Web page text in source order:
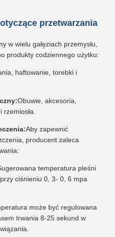
przetwarzania
w wielu gałęziach przemysłu,
produkty codziennego użytku:
haftowanie, torebki i
Obuwie, akcesoria,
Aby zapewnić
producent zaleca
temperatura pleśni
, przy ciśnieniu 0, 3- 0, 6 mpa
może być regulowana
trwania 8-25 sekund w